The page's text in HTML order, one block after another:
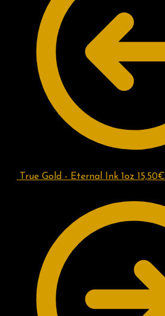
True Gold - Eternal Ink 1oz 15,50€